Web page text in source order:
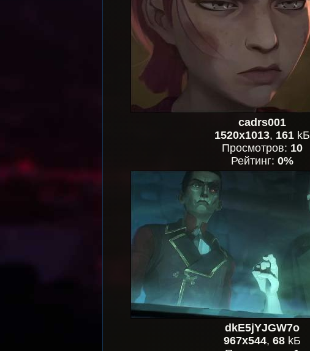
cadrs001
1520x1013, 161 kБ
Просмотров: 10
Рейтинг: 0%
dkE5jYJGW7o
967x544, 68 kБ